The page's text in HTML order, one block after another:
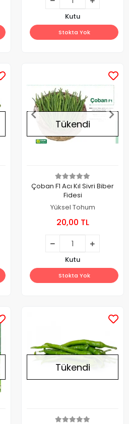
Kutu
Stokta Yok
Tükendi
Çoban F1 Acı Kıl Sivri Biber
Fidesi
Yüksel Tohum
20,00 TL
Kutu
Stokta Yok
Tükendi